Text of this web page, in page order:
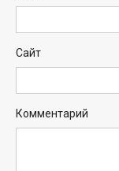
Сайт
Комментарий